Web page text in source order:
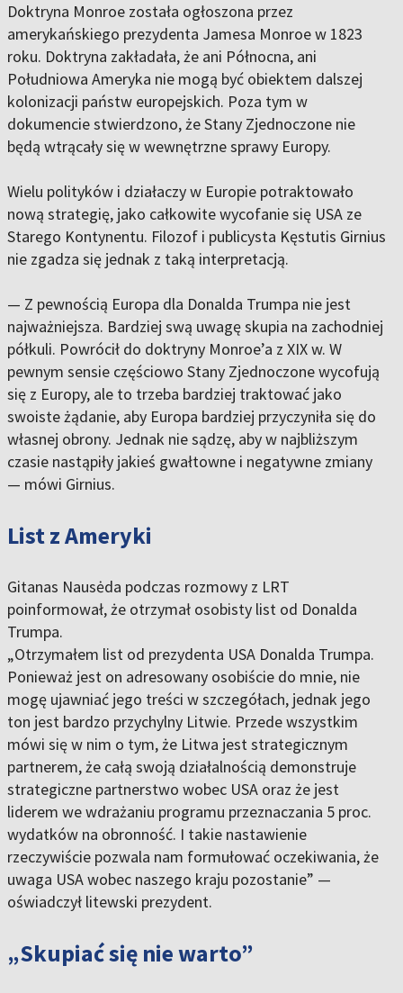
Doktryna Monroe została ogłoszona przez
amerykańskiego prezydenta Jamesa Monroe w 1823
roku. Doktryna zakładała, że ani Północna, ani
Południowa Ameryka nie mogą być obiektem dalszej
kolonizacji państw europejskich. Poza tym w
dokumencie stwierdzono, że Stany Zjednoczone nie
będą wtrącały się w wewnętrzne sprawy Europy.
Wielu polityków i działaczy w Europie potraktowało
nową strategię, jako całkowite wycofanie się USA ze
Starego Kontynentu. Filozof i publicysta Kęstutis Girnius
nie zgadza się jednak z taką interpretacją.
— Z pewnością Europa dla Donalda Trumpa nie jest
najważniejsza. Bardziej swą uwagę skupia na zachodniej
półkuli. Powrócił do doktryny Monroe’a z XIX w. W
pewnym sensie częściowo Stany Zjednoczone wycofują
się z Europy, ale to trzeba bardziej traktować jako
swoiste żądanie, aby Europa bardziej przyczyniła się do
własnej obrony. Jednak nie sądzę, aby w najbliższym
czasie nastąpiły jakieś gwałtowne i negatywne zmiany
— mówi Girnius.
List z Ameryki
Gitanas Nausėda podczas rozmowy z LRT
poinformował, że otrzymał osobisty list od Donalda
Trumpa.
„Otrzymałem list od prezydenta USA Donalda Trumpa.
Ponieważ jest on adresowany osobiście do mnie, nie
mogę ujawniać jego treści w szczegółach, jednak jego
ton jest bardzo przychylny Litwie. Przede wszystkim
mówi się w nim o tym, że Litwa jest strategicznym
partnerem, że całą swoją działalnością demonstruje
strategiczne partnerstwo wobec USA oraz że jest
liderem we wdrażaniu programu przeznaczania 5 proc.
wydatków na obronność. I takie nastawienie
rzeczywiście pozwala nam formułować oczekiwania, że
uwaga USA wobec naszego kraju pozostanie” —
oświadczył litewski prezydent.
„Skupiać się nie warto”